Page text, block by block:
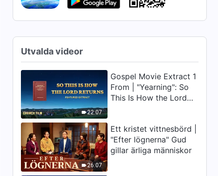
fördärv | Utdrag 326
Dagliga ord från Gud: Att
avslöja mänsklighetens
7:39
Dagliga ord från Gud: Att
avslöja mänsklighetens
fördärv | Utdrag 334
10:44
Dagliga ord från Gud: Att
avslöja mänsklighetens
fördärv | Utdrag 335
Utvalda videor
22:07
Gospel Movie Extract 1
From | "Yearning": So
This Is How the Lord
26:07
Ett kristet vittnesbörd |
"Efter lögnerna" Gud
gillar ärliga människor